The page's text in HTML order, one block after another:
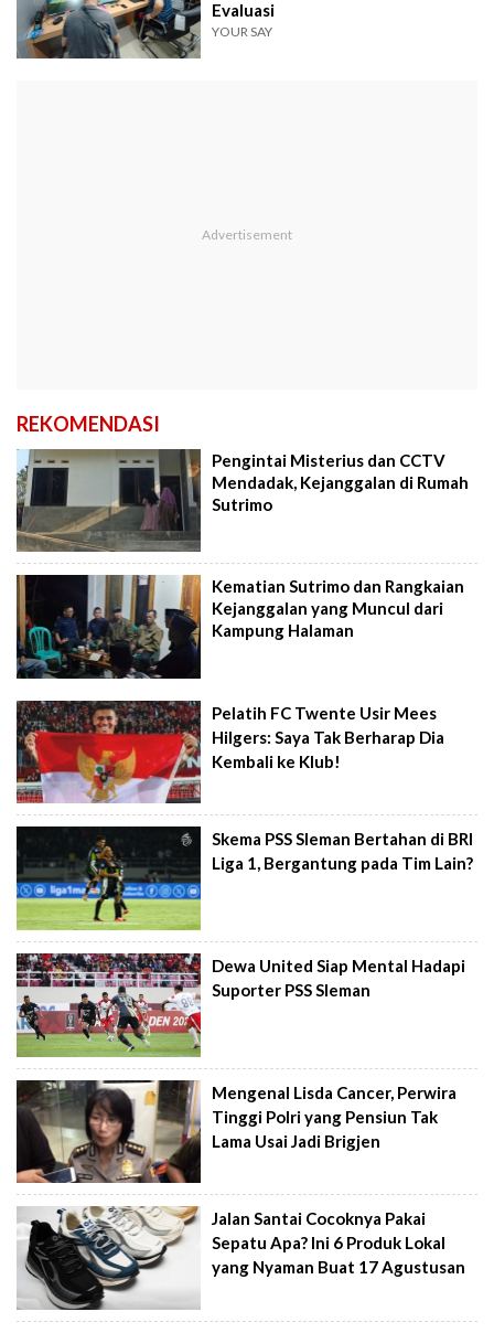
Evaluasi
YOUR SAY
REKOMENDASI
Pengintai Misterius dan CCTV
Mendadak, Kejanggalan di Rumah
Sutrimo
Kematian Sutrimo dan Rangkaian
Kejanggalan yang Muncul dari
Kampung Halaman
Pelatih FC Twente Usir Mees
Hilgers: Saya Tak Berharap Dia
Kembali ke Klub!
Skema PSS Sleman Bertahan di BRI
Liga 1, Bergantung pada Tim Lain?
Dewa United Siap Mental Hadapi
Suporter PSS Sleman
Mengenal Lisda Cancer, Perwira
Tinggi Polri yang Pensiun Tak
Lama Usai Jadi Brigjen
Jalan Santai Cocoknya Pakai
Sepatu Apa? Ini 6 Produk Lokal
yang Nyaman Buat 17 Agustusan